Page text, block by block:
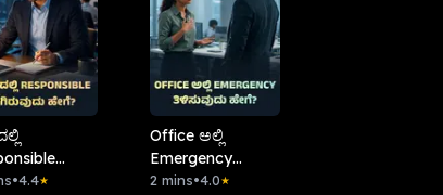
ಹೇಗೆ?
•4.4★
Office ಅಲ್ಲಿ
Emergency
ತಿಳಿಸುವುದು ಹೇಗೆ?
2 mins•4.0★